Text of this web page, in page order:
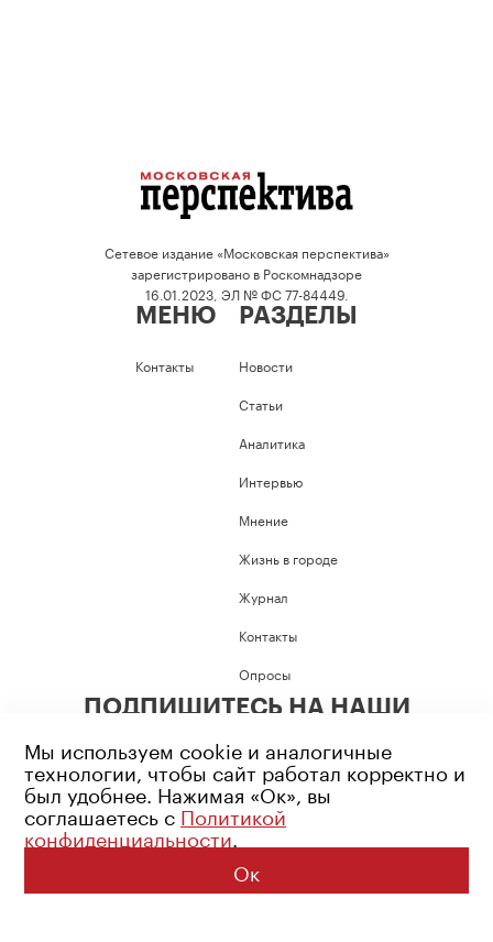
Сетевое издание «Московская перспектива»
зарегистрировано в Роскомнадзоре
16.01.2023, ЭЛ № ФС 77-84449.
МЕНЮ
Контакты
РАЗДЕЛЫ
Новости
Статьи
Аналитика
Интервью
Мнение
Жизнь в городе
Журнал
Контакты
Опросы
ПОДПИШИТЕСЬ НА НАШИ
Возрастное ограничение: 16+
Политика конфиденциальности
© 2026 Все права защищены
Мы используем cookie и аналогичные
технологии, чтобы сайт работал корректно и
был удобнее. Нажимая «Ок», вы
соглашаетесь с Политикой
конфиденциальности.
Ок